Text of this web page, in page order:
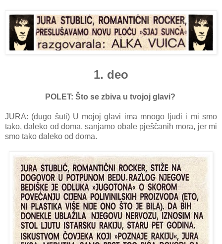
1. deo
POLET: Što se zbiva u tvojoj glavi?
JURA: (dugo šuti) U mojoj glavi ima mnogo ljudi i mi smo
tako, daleko od doma, sanjamo obale pješčanih mora, jer mi
smo tako daleko od doma.